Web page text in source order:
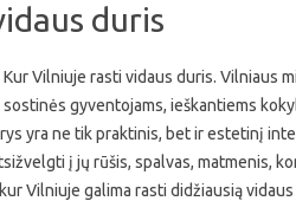
duris
Kur Vilniuje rasti vidaus duris. Vilniaus
sostinės gyventojams, ieškantiems
yra ne tik praktinis, bet ir estetinį
į jų rūšis, spalvas, matmenis,
Vilniuje galima rasti didžiausią